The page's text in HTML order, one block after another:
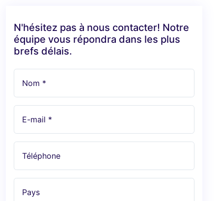
N'hésitez pas à nous contacter! Notre
équipe vous répondra dans les plus
brefs délais.
Nom *
E-mail *
Téléphone
Pays